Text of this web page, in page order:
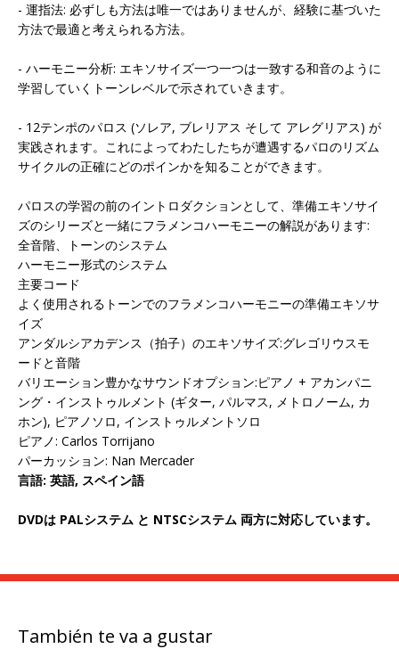
- 運指法: 必ずしも方法は唯一ではありませんが、経験に基づいた
方法で最適と考えられる方法。
- ハーモニー分析: エキソサイズ一つ一つは一致する和音のように
学習していくトーンレベルで示されていきます。
- 12テンポのパロス (ソレア, ブレリアス そして アレグリアス) が
実践されます。これによってわたしたちが遭遇するパロのリズム
サイクルの正確にどのポインかを知ることができます。
パロスの学習の前のイントロダクションとして、準備エキソサイ
ズのシリーズと一緒にフラメンコハーモニーの解説があります:
全音階、トーンのシステム
ハーモニー形式のシステム
主要コード
よく使用されるトーンでのフラメンコハーモニーの準備エキソサ
イズ
アンダルシアカデンス（拍子）のエキソサイズ:グレゴリウスモ
ードと音階
バリエーション豊かなサウンドオプション:ピアノ + アカンパニ
ング・インストゥルメント (ギター, パルマス, メトロノーム, カ
ホン), ピアノソロ, インストゥルメントソロ
ピアノ: Carlos Torrijano
パーカッション: Nan Mercader
言語: 英語, スペイン語
DVDは PALシステム と NTSCシステム 両方に対応しています。
También te va a gustar